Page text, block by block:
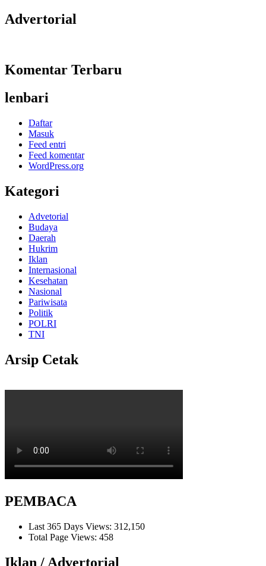
Advertorial
Komentar Terbaru
lenbari
Daftar
Masuk
Feed entri
Feed komentar
WordPress.org
Kategori
Advetorial
Budaya
Daerah
Hukrim
Iklan
Internasional
Kesehatan
Nasional
Pariwisata
Politik
POLRI
TNI
Arsip Cetak
PEMBACA
Last 365 Days Views: 312,150
Total Page Views: 458
Iklan / Advertorial